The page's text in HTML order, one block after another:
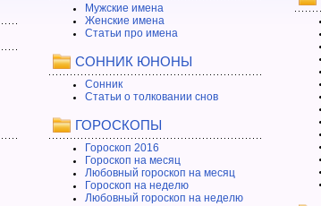
Мужские имена
Женские имена
Статьи про имена
СОННИК ЮНОНЫ
Сонник
Статьи о толковании снов
ГОРОСКОПЫ
Гороскоп 2016
Гороскоп на месяц
Любовный гороскоп на месяц
Гороскоп на неделю
Любовный гороскоп на неделю